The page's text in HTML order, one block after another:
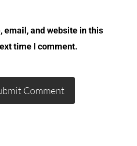
email, and website in this
time I comment.